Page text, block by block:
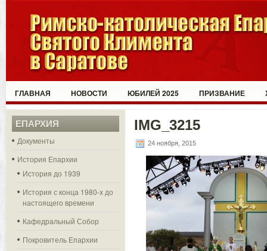
ГЛАВНАЯ НОВОСТИ ЮБИЛЕЙ 2025 ПРИЗВАНИЕ
ЕПАРХИЯ
Документы
История Епархии
История до 1939
История с конца 1980-х до
настоящего времени
Кафедральный Собор
Покровитель Епархии
IMG_3215
24 ноября, 2015